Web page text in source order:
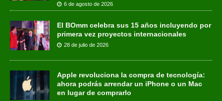
6 de agosto de 2026
El BOmm celebra sus 15 años incluyendo por
primera vez proyectos internacionales
28 de julio de 2026
Apple revoluciona la compra de tecnología:
ahora podrás arrendar un iPhone o un Mac
en lugar de comprarlo